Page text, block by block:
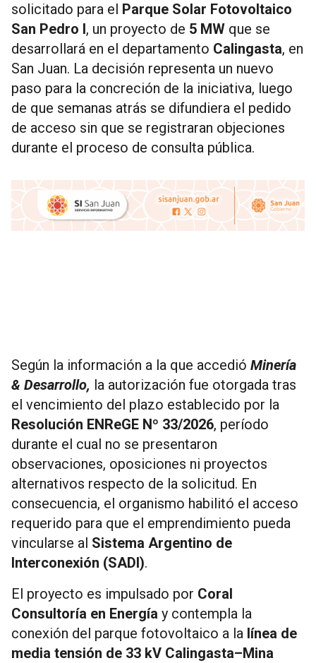
solicitado para el Parque Solar Fotovoltaico
San Pedro I, un proyecto de 5 MW que se
desarrollará en el departamento Calingasta, en
San Juan. La decisión representa un nuevo
paso para la concreción de la iniciativa, luego
de que semanas atrás se difundiera el pedido
de acceso sin que se registraran objeciones
durante el proceso de consulta pública.
Según la información a la que accedió Minería
& Desarrollo, la autorización fue otorgada tras
el vencimiento del plazo establecido por la
Resolución ENReGE Nº 33/2026, período
durante el cual no se presentaron
observaciones, oposiciones ni proyectos
alternativos respecto de la solicitud. En
consecuencia, el organismo habilitó el acceso
requerido para que el emprendimiento pueda
vincularse al Sistema Argentino de
Interconexión (SADI).
El proyecto es impulsado por Coral
Consultoría en Energía y contempla la
conexión del parque fotovoltaico a la línea de
media tensión de 33 kV Calingasta–Mina